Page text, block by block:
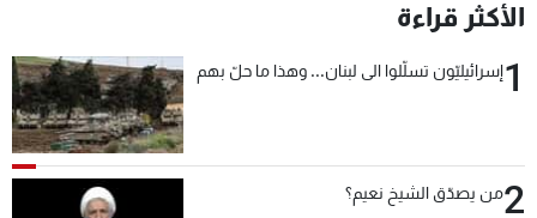
الأكثر قراءة
1إسرائيليّون تسلّلوا الى لبنان... وهذا ما حلّ بهم
2من يصدّق الشيخ نعيم؟